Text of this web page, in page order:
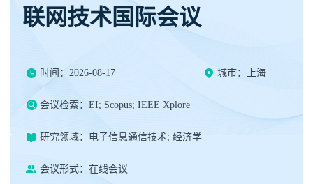
联网技术国际会议
时间：2026-08-17 城市：上海
会议检索：EI; Scopus; IEEE Xplore
研究领域：电子信息通信技术; 经济学
会议形式：在线会议